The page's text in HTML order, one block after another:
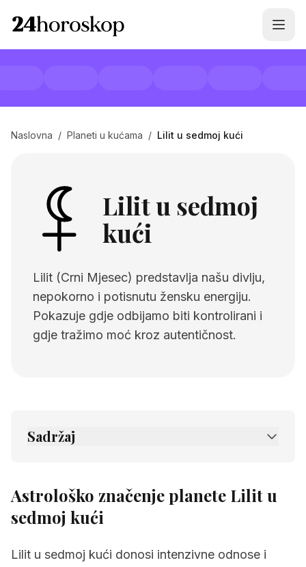
Naslovna / Planeti u kućama / Lilit u sedmoj kući
Lilit u sedmoj
kući
Lilit (Crni Mjesec) predstavlja našu divlju,
nepokorno i potisnutu žensku energiju.
Pokazuje gdje odbijamo biti kontrolirani i
gdje tražimo moć kroz autentičnost.
Sadržaj
2. Povezane stranice
Astrološko značenje planete Lilit u
sedmoj kući
Lilit u sedmoj kući donosi intenzivne odnose i